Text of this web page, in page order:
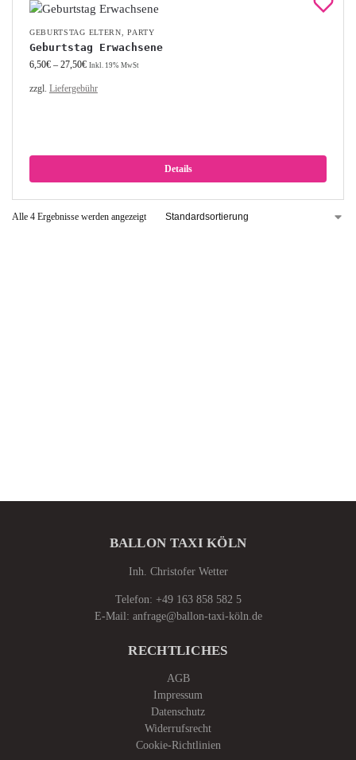
GEBURTSTAG ELTERN,PARTY
Geburtstag Erwachsene
6,50€– 27,50€ Inkl. 19% MwSt
zzgl. Liefergebühr
Details
Alle 4 Ergebnisse werden angezeigt
BALLON TAXI KÖLN
Inh. Christofer Wetter
Telefon: +49 163 858 582 5
E-Mail: anfrage@ballon-taxi-köln.de
RECHTLICHES
AGB
Impressum
Datenschutz
Widerrufsrecht
Cookie-Richtlinien